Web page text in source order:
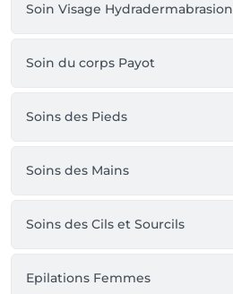
Soin Visage Hydradermabrasion
Soin du corps Payot
Soins des Pieds
Soins des Mains
Soins des Cils et Sourcils
Epilations Femmes